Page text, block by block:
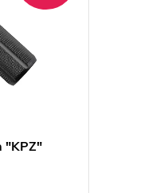
"KPZ"